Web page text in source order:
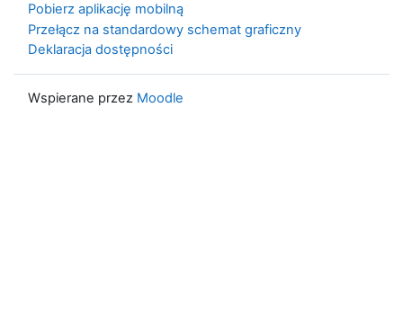
Pobierz aplikację mobilną
Przełącz na standardowy schemat graficzny
Deklaracja dostępności
Wspierane przez Moodle